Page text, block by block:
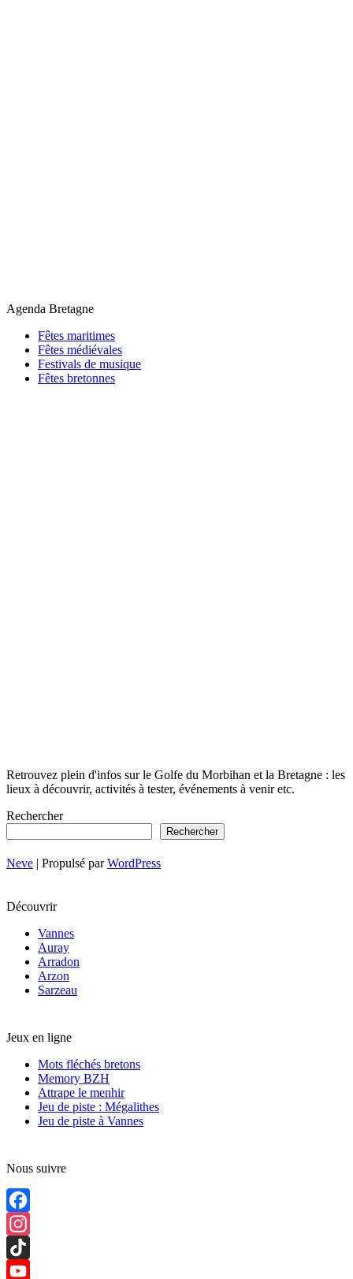
Agenda Bretagne
Fêtes maritimes
Fêtes médiévales
Festivals de musique
Fêtes bretonnes
Retrouvez plein d'infos sur le Golfe du Morbihan et la Bretagne : les
lieux à découvrir, activités à tester, événements à venir etc.
Rechercher
Rechercher
Neve | Propulsé parWordPress
Découvrir
Vannes
Auray
Arradon
Arzon
Sarzeau
Jeux en ligne
Mots fléchés bretons
Memory BZH
Attrape le menhir
Jeu de piste : Mégalithes
Jeu de piste à Vannes
Nous suivre
Facebook
Instagram
TikTok